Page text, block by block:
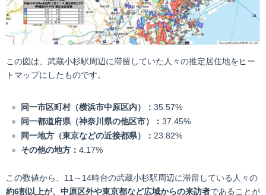
この図は、武蔵小杉駅周辺に滞留していた人々の推定居住地をヒー
トマップにしたものです。
同一市区町村（横浜市中原区内）： 35.57%
同一都道府県（神奈川県の他区市）： 37.45%
同一地方（東京などの近接都県）： 23.82%
その他の地方： 4.17%
この数値から、11～14時台の武蔵小杉駅周辺に滞留している人々の
約6割以上が、中原区外や東京都など広域からの来訪者であることが